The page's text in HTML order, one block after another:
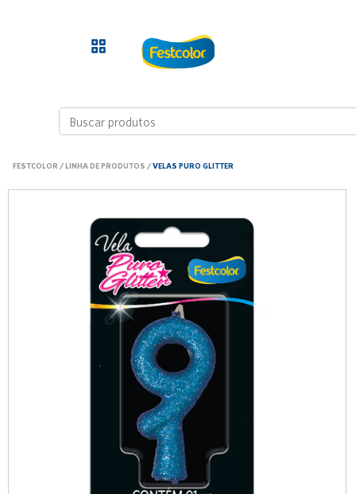
FESTCOLOR /LINHA DE PRODUTOS /VELAS PURO GLITTER